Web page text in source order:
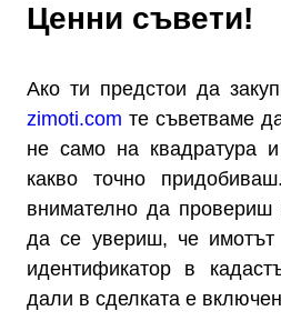
Ценни съвети!
Ако ти предстои да
zimoti.com те съветваме
не само на квадратура
какво точно
внимателно да провериш
да се увериш, че имотът
идентификатор в
дали в сделката е